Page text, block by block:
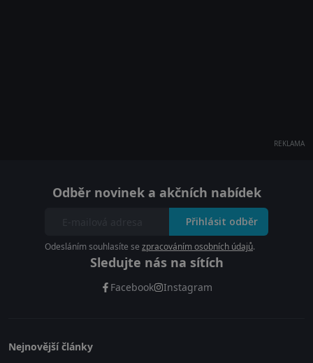
REKLAMA
Odběr novinek a akčních nabídek
Přihlásit odběr
Odesláním souhlasíte se zpracováním osobních údajů.
Sledujte nás na sítích
Facebook Instagram
Nejnovější články